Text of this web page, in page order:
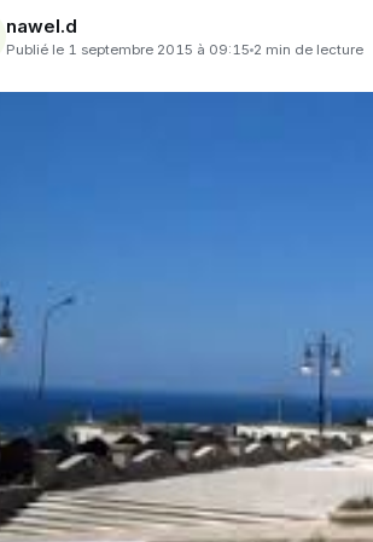
nawel.d
Publié le 1 septembre 2015 à 09:15 2 min de lecture